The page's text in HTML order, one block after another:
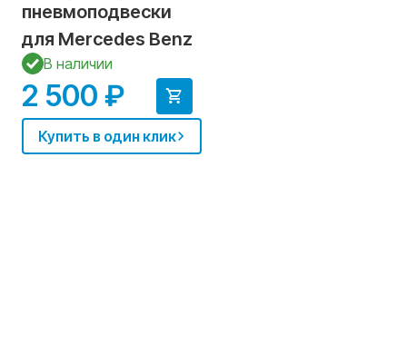
пневмоподвески
для Mercedes Benz
В наличии
2 500 ₽
Купить в один клик